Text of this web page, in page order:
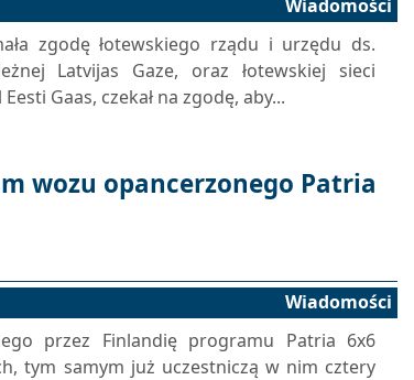
Wiadomości
zgodę łotewskiego rządu i urzędu ds.
Latvijas Gaze, oraz łotewskiej sieci
Gaas, czekał na zgodę, aby...
wozu opancerzonego Patria
Wiadomości
przez Finlandię programu Patria 6x6
tym samym już uczestniczą w nim cztery